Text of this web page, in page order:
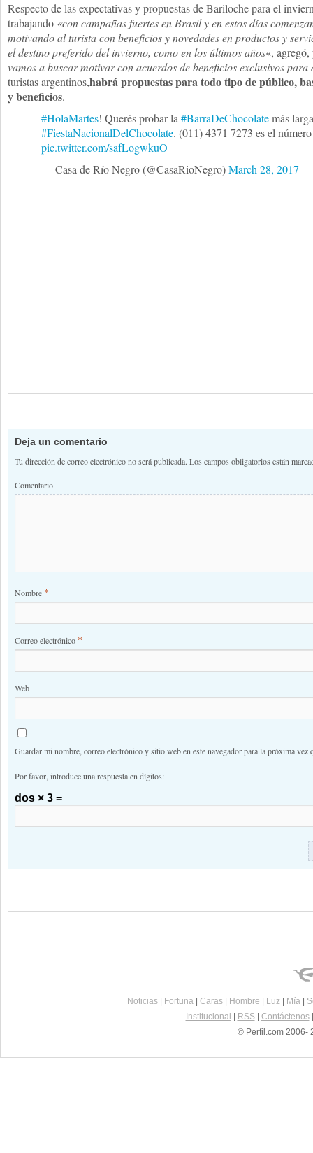
Respecto de las expectativas y propuestas de Bariloche para el
trabajando «con campañas fuertes en Brasil y en estos días
motivando al turista con beneficios y novedades en productos y
el destino preferido del invierno, como en los últimos años«,
vamos a buscar motivar con acuerdos de beneficios exclusivos para
turistas argentinos,habrá propuestas para todo tipo de público,
y beneficios.
#HolaMartes! Querés probar la #BarraDeChocolatemás
#FiestaNacionalDelChocolate. (011) 4371 7273 es el
pic.twitter.com/safLogwkuO
— Casa de Río Negro (@CasaRioNegro)March 28, 2017
Deja un comentario
Tu dirección de correo electrónico no será publicada. Los campos obligatorios están
Comentario
Nombre *
Correo electrónico *
Web
Guardar mi nombre, correo electrónico y sitio web en este navegador para la próxima vez
Por favor, introduce una respuesta en dígitos:
dos × 3 =
Noticias| Fortuna| Caras| Hombre Luz| Mía|
Institucional
RSS| Contáctenos
© Perfil.com 2006-